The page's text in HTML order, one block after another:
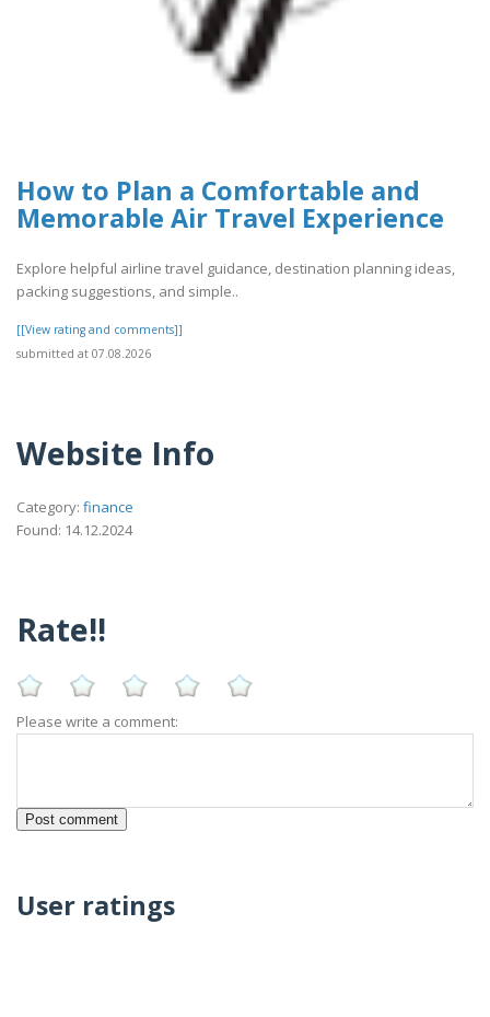
How to Plan a Comfortable and
Memorable Air Travel Experience
Explore helpful airline travel guidance, destination planning ideas,
packing suggestions, and simple..
[[View rating and comments]]
submitted at 07.08.2026
Website Info
Category: finance
Found: 14.12.2024
Rate!!
Please write a comment:
User ratings